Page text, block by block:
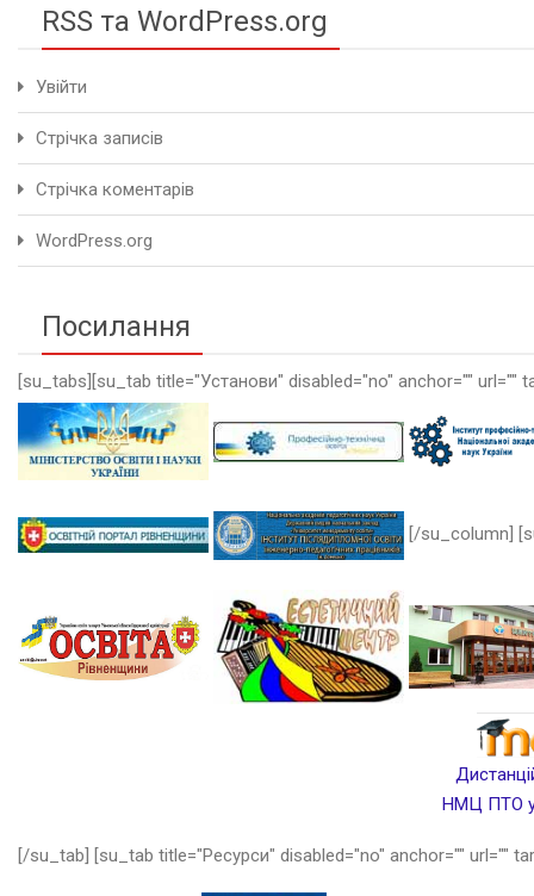
RSS та WordPress.org
Увійти
Стрічка записів
Стрічка коментарів
WordPress.org
Посилання
[su_tabs][su_tab title="Установи" disabled="no" anchor=""
[/su_column]
НМЦ ПТО у
[/su_tab] [su_tab title="Ресурси" disabled="no" anchor="" url=""